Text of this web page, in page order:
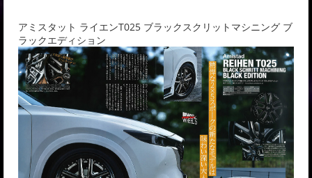
アミスタット ライエンT025 ブラックスクリットマシニング ブ
ラックエディション